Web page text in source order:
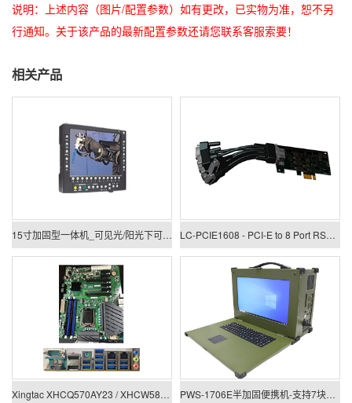
说明：上述内容（图片/配置参数）如有更改，已实物为准，恕不另
行通知。关于该产品的最新配置参数还请您联系客服索要！
相关产品
15寸加固型一体机_可见光/阳光下可视一体机 LC-PCIE1608 - PCI-E to 8 Port RS422/485 Low Profile Card
Xingtac XHCQ570AY23 / XHCW580AY23 PWS-1706E半加固便携机-支持7块PCIE/PCI板卡扩展